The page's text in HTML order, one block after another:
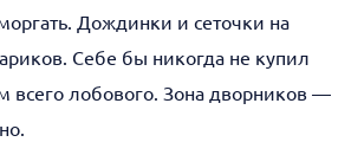
Дождинки и сеточки на
Себе бы никогда не купил
всего лобового. Зона дворников —